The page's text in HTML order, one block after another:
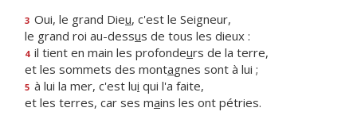
3 Oui, le grand Dieu, c'est le Seigneur,
le grand roi au-dessus de tous les dieux :
4 il tient en main les profondeurs de la terre,
et les sommets des montagnes sont à lui ;
5 à lui la mer, c'est lui qui l'a faite,
et les terres, car ses mains les ont pétries.